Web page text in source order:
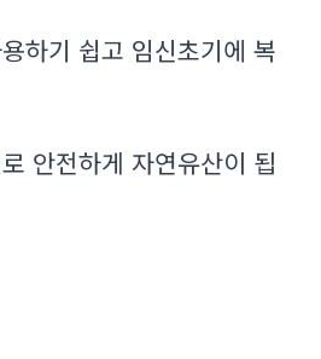
하기 쉽고 임신초기에 복
안전하게 자연유산이 됩